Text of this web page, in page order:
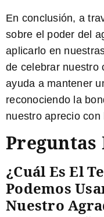
En conclusión, a
sobre el poder del
aplicarlo en
de celebrar nuestro
ayuda a mantener
reconociendo la
nuestro aprecio con
Preguntas
¿Cuál Es El
Podemos
Nuestro